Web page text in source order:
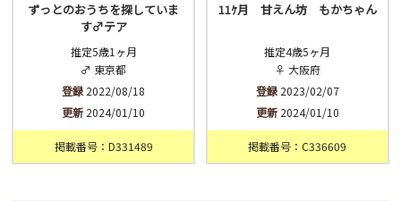
ずっとのおうちを探していま
す♂テア
推定5歳1ヶ月
♂ 東京都
登録 2022/08/18
更新 2024/01/10
掲載番号：D331489
11ｹ月 甘えん坊 もかちゃん
推定4歳5ヶ月
♀ 大阪府
登録2023/02/07
更新2024/01/10
掲載番号：C336609